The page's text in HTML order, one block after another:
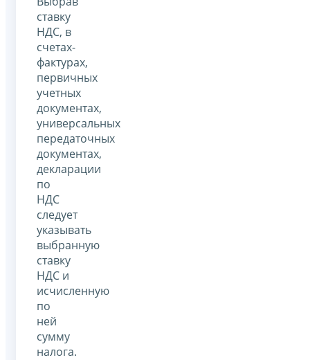
ставку
НДС, в
счетах-
фактурах,
первичных
учетных
документах,
универсальных
передаточных
документах,
декларации
по
НДС
следует
указывать
выбранную
ставку
НДС и
исчисленную
по
ней
сумму
налога.